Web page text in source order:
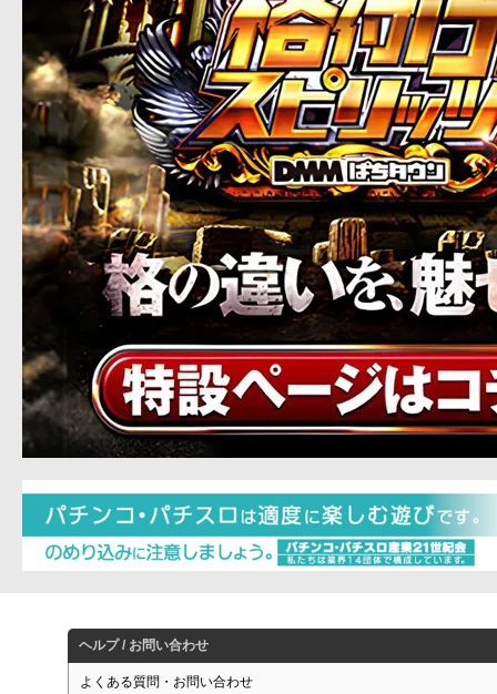
ヘルプ / お問い合わせ
よくある質問・お問い合わせ